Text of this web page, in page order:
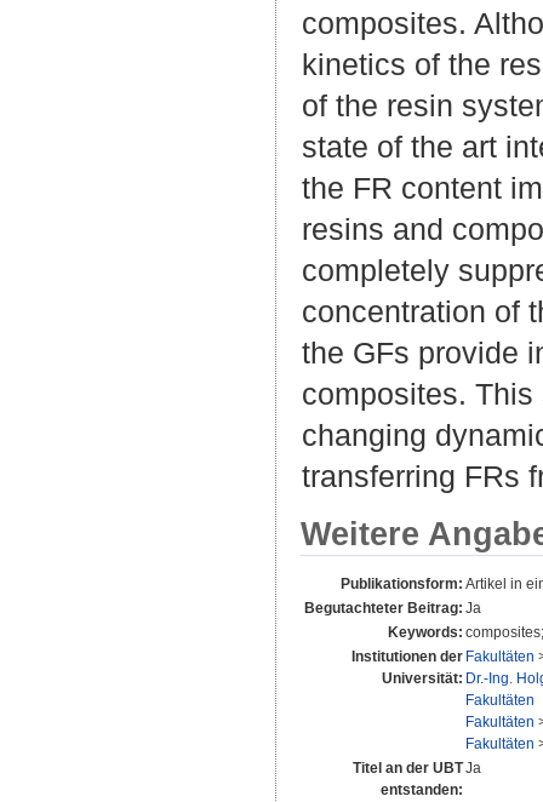
composites.
kinetics of the
of the resin
state of the art
the FR content
resins and
completely
concentration of
the GFs provide
composites.
changing
transferring FRs
Weitere
Publikationsform: Artikel in
Begutachteter Beitrag: Ja
Keywords:
Institutionen der
Universität:
Fakultäten
Dr.-Ing.
Fakultäten
Fakultäten
Fakultäten
Titel an der UBT
entstanden:
Ja